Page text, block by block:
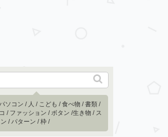
ソコン / 人 / こども /食べ物 /書類 /
/ ファッション /ボタン /生き物 / ス
/パターン /枠 /